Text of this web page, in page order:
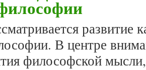
развитие
В центре
философской